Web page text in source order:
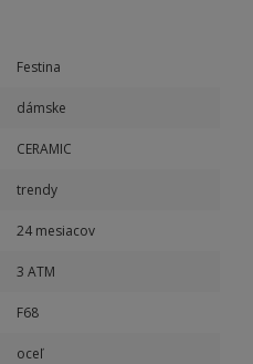
Festina
dámske
CERAMIC
trendy
24 mesiacov
3 ATM
F68
oceľ